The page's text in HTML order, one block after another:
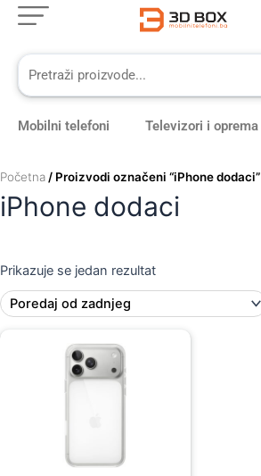
Skip
content
Mobilni telefoni Televizori i oprema
Početna / Proizvodi označeni “iPhone dodaci”
iPhone dodaci
Prikazuje se jedan rezultat
129,00 KM.
119,00 KM.